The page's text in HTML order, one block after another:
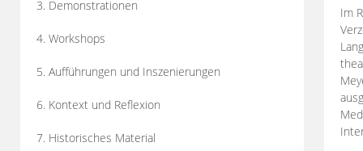
3. Demonstrationen
4. Workshops
5. Aufführungen und Inszenierungen
6. Kontext und Reflexion
7. Historisches Material
Im